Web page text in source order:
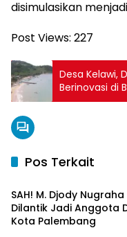
disimulasikan
Post Views: 227
Desa Kelawi,
Berinovasi di
Pos Terkait
Palembang
SAH! M. Djody Nugraha
Dilantik Jadi Anggota
Kota Palembang
Palembang